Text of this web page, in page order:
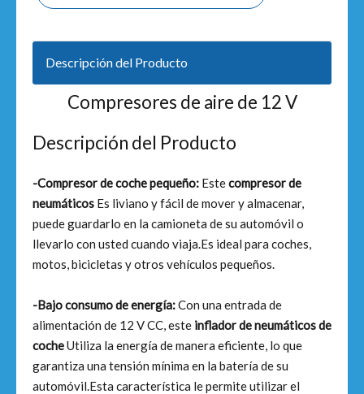
Descripción del Producto
Compresores de aire de 12 V
Descripción del Producto
-Compresor de coche pequeño: Estecompresor de
neumáticos Es liviano y fácil de mover y almacenar,
puede guardarlo en la camioneta de su automóvil o
llevarlo con usted cuando viaja.Es ideal para coches,
motos, bicicletas y otros vehículos pequeños.
-Bajo consumo de energía:Con una entrada de
alimentación de 12 V CC, este inflador de neumáticos de
cocheUtiliza la energía de manera eficiente, lo que
garantiza una tensión mínima en la batería de su
automóvil.Esta característica le permite utilizar el